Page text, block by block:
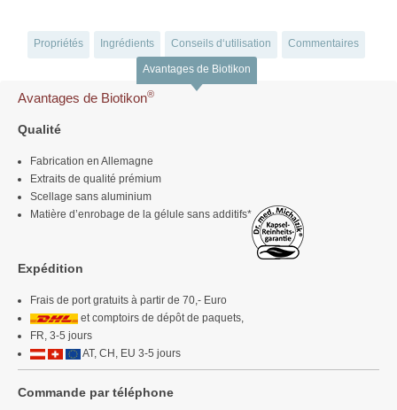
Propriétés Ingrédients Conseils d‘utilisation Commentaires
Avantages de Biotikon
Avantages de Biotikon®
Qualité
Fabrication en Allemagne
Extraits de qualité prémium
Scellage sans aluminium
Matière d’enrobage de la gélule sans additifs*
Expédition
Frais de port gratuits à partir de 70,- Euro
et comptoirs de dépôt de paquets,
FR, 3-5 jours
AT, CH, EU 3-5 jours
Commande par téléphone